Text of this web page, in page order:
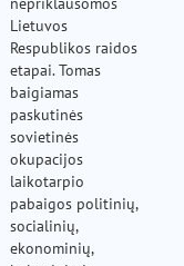
Lietuvos
Respublikos raidos
etapai. Tomas
baigiamas
paskutinės
sovietinės
okupacijos
laikotarpio
pabaigos politinių,
socialinių,
ekonominių,